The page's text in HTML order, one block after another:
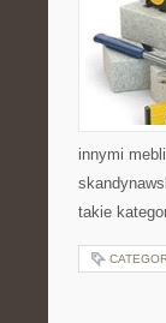
innymi
takie